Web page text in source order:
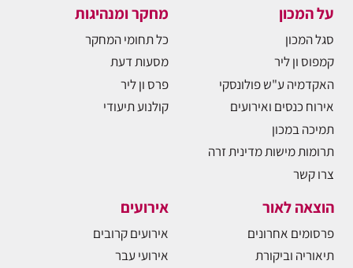
על המכון
סגל המכון
קמפוס ון ליר
האקדמיה ע"ש פולונסקי
אירוח כנסים ואירועים
תמיכה במכון
תרומות מישות מדינית זרה
צרו קשר
מחקר ומנהיגות
כל תחומי המחקר
מסעות דעת
פרס ון ליר
קולנוע תיעודי
הוצאה לאור
פרסומים אחרונים
תיאוריה וביקורת
אירועים
אירועים קרובים
אירועי עבר